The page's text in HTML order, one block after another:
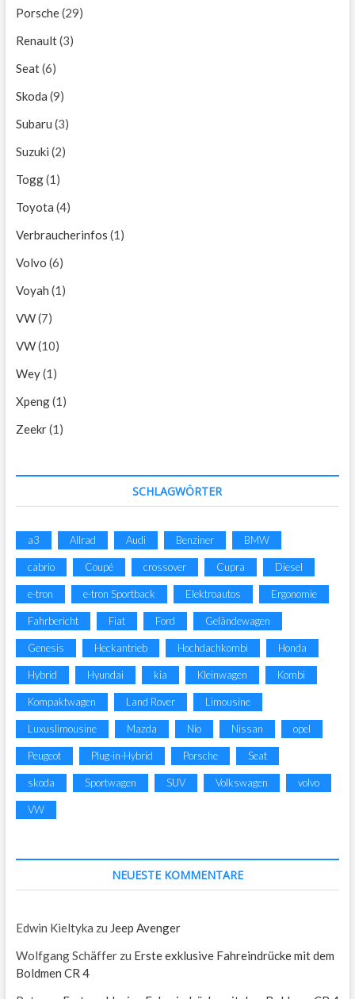
Porsche(29)
Renault(3)
Seat(6)
Skoda (9)
Subaru (3)
Suzuki (2)
Togg(1)
Toyota (4)
Verbraucherinfos (1)
Volvo (6)
Voyah (1)
VW(7)
VW(10)
Wey(1)
Xpeng(1)
Zeekr(1)
SCHLAGWÖRTER
a3 Allrad Audi Benziner BMW
cabrio Coupé crossover Cupra Diesel
e-tron e-tron Sportback Elektroautos Ergonomie
Fahrbericht Fiat Ford Geländewagen
Genesis Heckantrieb Hochdachkombi Honda
Hybrid Hyundai kia Kleinwagen Kombi
Kompaktwagen Land Rover Limousine
Luxuslimousine Mazda Nio Nissan opel
Peugeot Plug-in-Hybrid Porsche Seat
skoda Sportwagen SUV Volkswagen volvo
VW
NEUESTE KOMMENTARE
Edwin Kieltyka zu Jeep Avenger
Wolfgang Schäfferzu Erste exklusive Fahreindrücke mit dem
Boldmen CR 4